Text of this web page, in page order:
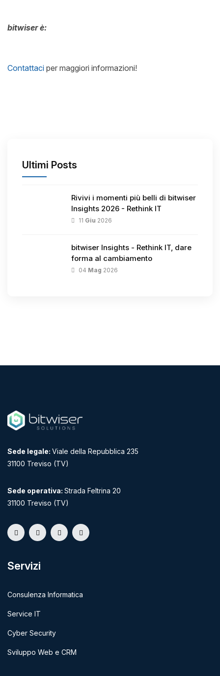
bitwiser è:
Contattaci per maggiori informazioni!
Ultimi Posts
Rivivi i momenti più belli di bitwiser
Insights 2026 - Rethink IT
11 Giu 2026
bitwiser Insights - Rethink IT, dare
forma al cambiamento
04 Mag 2026
Sede legale: Viale della Repubblica 235
31100 Treviso (TV)
Sede operativa: Strada Feltrina 20
31100 Treviso (TV)
Servizi
Consulenza Informatica
Service IT
Cyber Security
Sviluppo Web e CRM